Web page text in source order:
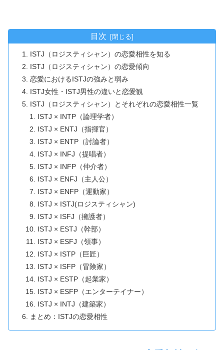
目次
ISTJ（ロジスティシャン）の恋愛相性を知る
ISTJ（ロジスティシャン）の恋愛傾向
恋愛におけるISTJの強みと弱み
ISTJ女性・ISTJ男性の違いと恋愛観
ISTJ（ロジスティシャン）とそれぞれの恋愛相性一覧
ISTJ × INTP（論理学者）
ISTJ × ENTJ（指揮官）
ISTJ × ENTP（討論者）
ISTJ × INFJ（提唱者）
ISTJ × INFP（仲介者）
ISTJ × ENFJ（主人公）
ISTJ × ENFP（運動家）
ISTJ × ISTJ(ロジスティシャン)
ISTJ × ISFJ（擁護者）
ISTJ × ESTJ（幹部）
ISTJ × ESFJ（領事）
ISTJ × ISTP（巨匠）
ISTJ × ISFP（冒険家）
ISTJ × ESTP（起業家）
ISTJ × ESFP（エンターテイナー）
ISTJ × INTJ（建築家）
まとめ：ISTJの恋愛相性